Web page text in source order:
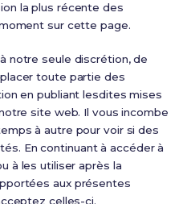
la plus récente des
sur cette page.
notre seule discrétion, de
toute partie des
en publiant lesdites mises
site web. Il vous incombe
à autre pour voir si des
En continuant à accéder à
à les utiliser après la
aux présentes
celles-ci.